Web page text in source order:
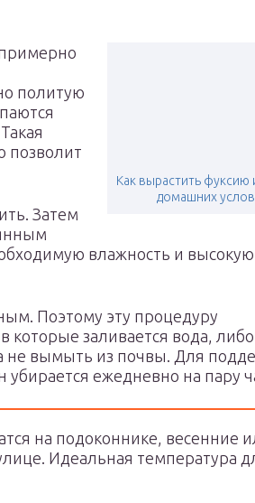
Как вырастить фуксию
домашних
политую
позволит
Затем
влажность и высокую
Поэтому эту процедуру
которые заливается вода, либо
не вымыть из почвы. Для
ежедневно на пару
на подоконнике, весенние
Идеальная температура